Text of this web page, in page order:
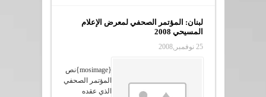
لبنان: المؤتمر الصحفي لمعرض الإعلام
المسيحي 2008
25 نوفمبر,2008
{mosimage}نص
المؤتمر الصحفي
الذي عقده